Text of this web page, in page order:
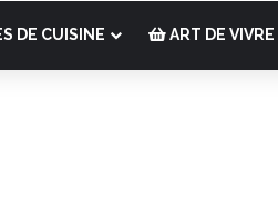
DE CUISINE ART DE VIVRE